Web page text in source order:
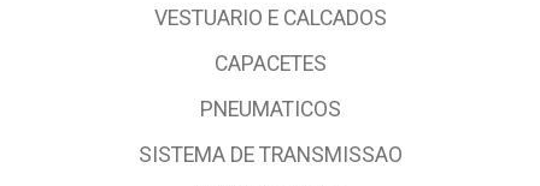
VESTUARIO E CALCADOS
CAPACETES
PNEUMATICOS
SISTEMA DE TRANSMISSAO